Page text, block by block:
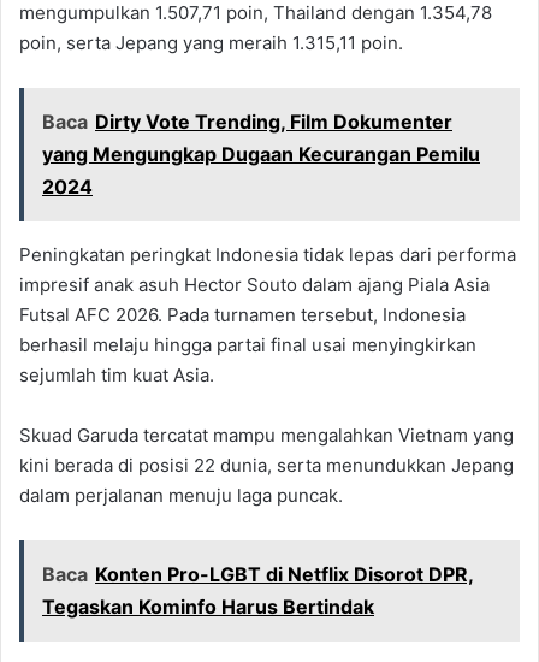
mengumpulkan 1.507,71 poin, Thailand dengan 1.354,78
poin, serta Jepang yang meraih 1.315,11 poin.
Baca Dirty Vote Trending, Film Dokumenter
yang Mengungkap Dugaan Kecurangan Pemilu
2024
Peningkatan peringkat Indonesia tidak lepas dari performa
impresif anak asuh Hector Souto dalam ajang Piala Asia
Futsal AFC 2026. Pada turnamen tersebut, Indonesia
berhasil melaju hingga partai final usai menyingkirkan
sejumlah tim kuat Asia.
Skuad Garuda tercatat mampu mengalahkan Vietnam yang
kini berada di posisi 22 dunia, serta menundukkan Jepang
dalam perjalanan menuju laga puncak.
Baca Konten Pro-LGBT di Netflix Disorot DPR,
Tegaskan Kominfo Harus Bertindak